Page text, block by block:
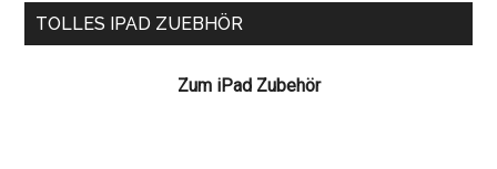
Seitenspalte
TOLLES IPAD ZUEBHÖR
Zum iPad Zubehör